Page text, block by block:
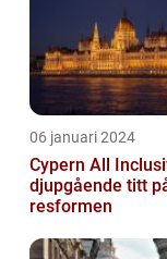
06 januari 2024
Cypern All
djupgående titt
resformen